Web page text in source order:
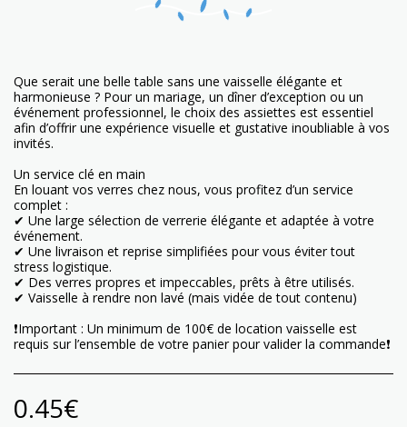
Que serait une belle table sans une vaisselle élégante et
harmonieuse ? Pour un mariage, un dîner d’exception ou un
événement professionnel, le choix des assiettes est essentiel
afin d’offrir une expérience visuelle et gustative inoubliable à vos
invités.
Un service clé en main
En louant vos verres chez nous, vous profitez d’un service
complet :
✔ Une large sélection de verrerie élégante et adaptée à votre
événement.
✔ Une livraison et reprise simplifiées pour vous éviter tout
stress logistique.
✔ Des verres propres et impeccables, prêts à être utilisés.
✔ Vaisselle à rendre non lavé (mais vidée de tout contenu)
❗️Important : Un minimum de 100€ de location vaisselle est
requis sur l’ensemble de votre panier pour valider la commande❗️
0.45€